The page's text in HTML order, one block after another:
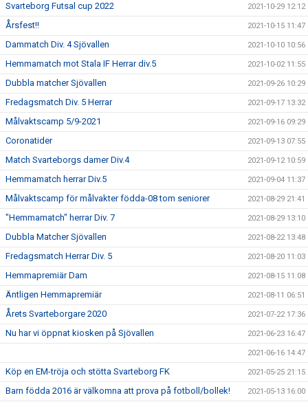
Svarteborg Futsal cup 2022 2021-10-29 12:12
Årsfest!! 2021-10-15 11:47
Dammatch Div. 4 Sjövallen 2021-10-10 10:56
Hemmamatch mot Stala IF Herrar div.5 2021-10-02 11:55
Dubbla matcher Sjövallen 2021-09-26 10:29
Fredagsmatch Div. 5 Herrar 2021-09-17 13:32
Målvaktscamp 5/9-2021 2021-09-16 09:29
Coronatider 2021-09-13 07:55
Match Svarteborgs damer Div.4 2021-09-12 10:59
Hemmamatch herrar Div.5 2021-09-04 11:37
Målvaktscamp för målvakter födda-08 tom seniorer 2021-08-29 21:41
"Hemmamatch" herrar Div. 7 2021-08-29 13:10
Dubbla Matcher Sjövallen 2021-08-22 13:48
Fredagsmatch Herrar Div. 5 2021-08-20 11:03
Hemmapremiär Dam 2021-08-15 11:08
Äntligen Hemmapremiär 2021-08-11 06:51
Årets Svarteborgare 2020 2021-07-22 17:36
Nu har vi öppnat kiosken på Sjövallen 2021-06-23 16:47
2021-06-16 14:47
Köp en EM-tröja och stötta Svarteborg FK 2021-05-25 21:15
Barn födda 2016 är välkomna att prova på fotboll/bollek! 2021-05-13 16:00